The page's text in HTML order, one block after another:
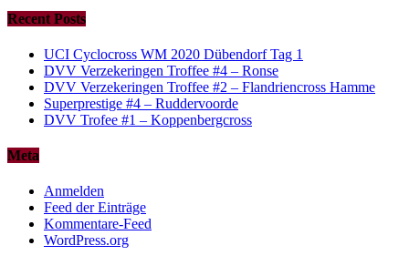
Recent Posts
UCI Cyclocross WM 2020 Dübendorf Tag 1
DVV Verzekeringen Troffee #4 – Ronse
DVV Verzekeringen Troffee #2 – Flandriencross Hamme
Superprestige #4 – Ruddervoorde
DVV Trofee #1 – Koppenbergcross
Meta
Anmelden
Feed der Einträge
Kommentare-Feed
WordPress.org